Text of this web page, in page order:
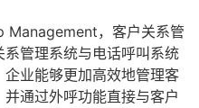
Management，客户关系管
管理系统与电话呼叫系统
业能够更加高效地管理客
通过外呼功能直接与客户